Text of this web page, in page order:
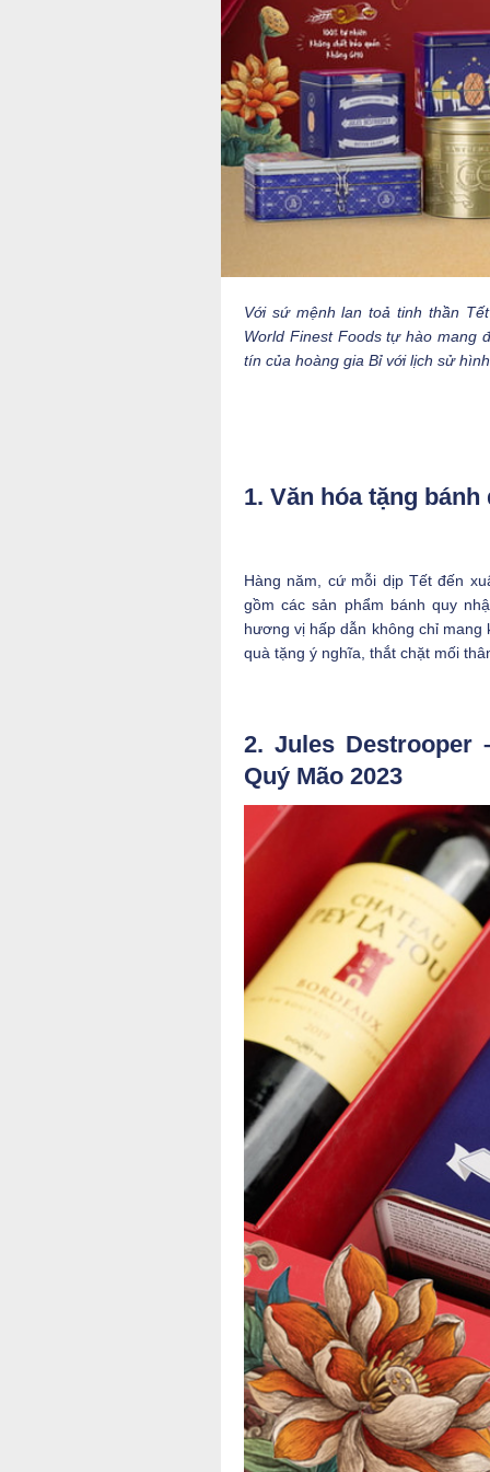
Với sứ mệnh lan toả tinh thần
World Finest Foods tự hào mang
tín của hoàng gia Bỉ với lịch sử
1. Văn hóa tặng
Hàng năm, cứ mỗi dịp Tết đến
gồm các sản phẩm bánh quy
hương vị hấp dẫn không chỉ
quà tặng ý nghĩa, thắt chặt mối
2. Jules Destrooper
Quý Mão 2023